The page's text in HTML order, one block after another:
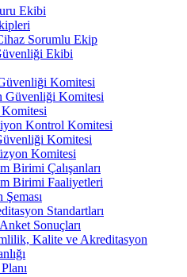
Ekibi
Sorumlu Ekip
Ekibi
Komitesi
Güvenliği Komitesi
Kontrol Komitesi
Komitesi
Komitesi
Birimi Çalışanları
Birimi Faaliyetleri
Standartları
Sonuçları
Kalite ve Akreditasyon